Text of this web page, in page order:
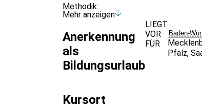
Methodik:
Die Ausbildung umfasst eine
Gruppenarbeiten und Rollenspielen.
Teilnehmer die theoretischen Inhalte
Ausbildung wird durch erfahrene
als auch über praktische Erfahrung in
Nach erfolgreichem Abschluss der
Resilienztrainer/in für Kinder. Dieses
Bei entsprechender Vorbildung ist es
zu lassen.
Mehr anzeigen
Anerkennung
als
Bildungsurlaub
LIEGT
VOR
FÜR
Baden-
Pfalz,
Kursort